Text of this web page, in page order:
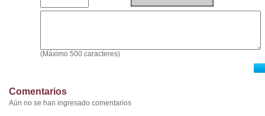
(Máximo 500 caracteres)
Comentarios
Aún no se han ingresado comentarios